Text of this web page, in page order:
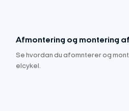
Afmontering og montering
Se hvordan du afomnterer og
elcykel.